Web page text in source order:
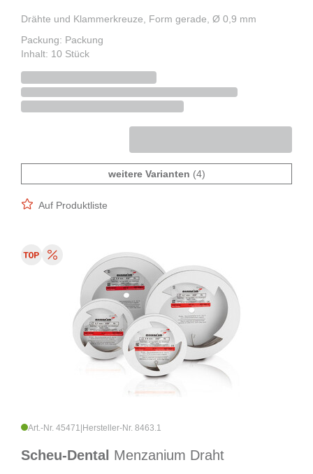
Drähte und Klammerkreuze, Form gerade, Ø 0,9 mm
Packung: Packung
Inhalt: 10 Stück
weitere Varianten (4)
Auf Produktliste
Art.-Nr. 45471 Hersteller-Nr. 8463.1
Scheu-Dental Menzanium Draht